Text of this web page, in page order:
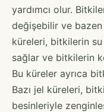
yardımcı olur.
değişebilir ve
küreleri, bitkilerin su
sağlar ve bitkilerin
Bu küreler ayrıca
Bazı jel küreleri,
besinleriyle